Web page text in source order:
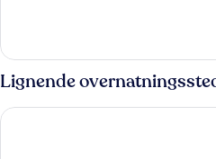
or
Twin
Room
Lignende
Hotel Alexander